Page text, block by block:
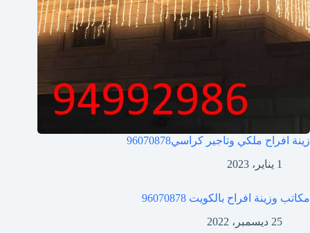
زينة افراح ملكي وتاجير كراسي96070878
1 يناير، 2023
مكاتب وزينة افراح بالكويت 96070878
25 ديسمبر، 2022